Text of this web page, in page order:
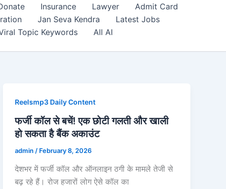
Insurance Lawyer
Admit Card
Jan Seva Kendra
Latest Jobs
Topic Keywords
All AI
Reelsmp3 Daily Content
फर्जी कॉल से बचें! एक छोटी गलती और खाली
हो सकता है बैंक अकाउंट
admin / February 8, 2026
देशभर में फर्जी कॉल और ऑनलाइन ठगी के मामले तेजी से
बढ़ रहे हैं। रोज हजारों लोग ऐसे कॉल का